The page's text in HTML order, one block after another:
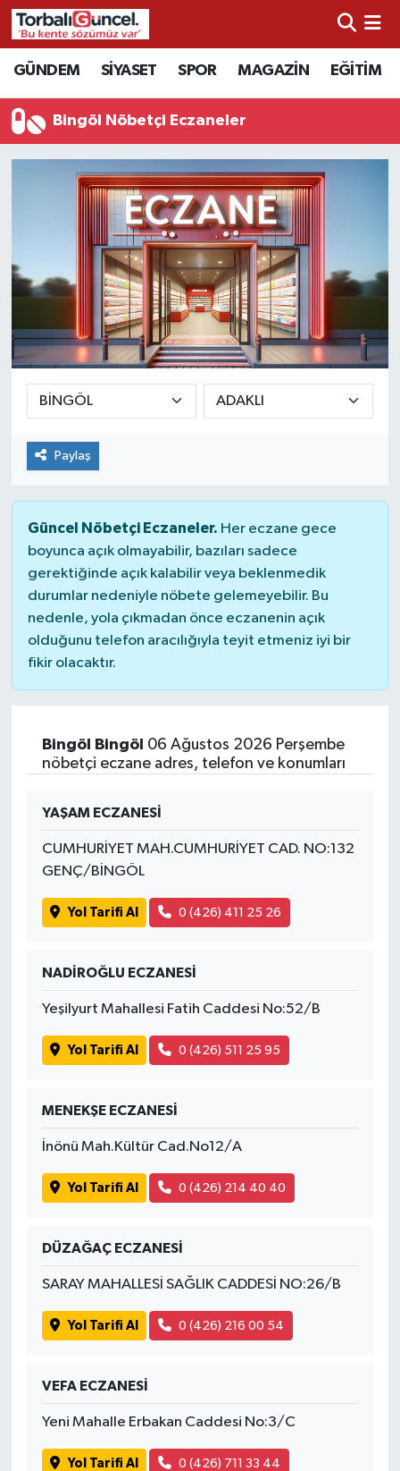
GÜNDEM SİYASET SPOR MAGAZİN EĞİTİM
Bingöl Nöbetçi Eczaneler
Paylaş
Güncel Nöbetçi Eczaneler. Her eczane gece
boyunca açık olmayabilir, bazıları sadece
gerektiğinde açık kalabilir veya beklenmedik
durumlar nedeniyle nöbete gelemeyebilir. Bu
nedenle, yola çıkmadan önce eczanenin açık
olduğunu telefon aracılığıyla teyit etmeniz iyi bir
fikir olacaktır.
Bingöl Bingöl 06 Ağustos 2026 Perşembe
nöbetçi eczane adres, telefon ve konumları
YAŞAM ECZANESİ
CUMHURİYET MAH.CUMHURİYET CAD. NO:132
GENÇ/BİNGÖL
Yol Tarifi Al 0 (426) 411 25 26
NADİROĞLU ECZANESİ
Yeşilyurt Mahallesi Fatih Caddesi No:52/B
Yol Tarifi Al 0 (426) 511 25 95
MENEKŞE ECZANESİ
İnönü Mah.Kültür Cad.No12/A
Yol Tarifi Al 0 (426) 214 40 40
DÜZAĞAÇ ECZANESİ
SARAY MAHALLESİ SAĞLIK CADDESİ NO:26/B
Yol Tarifi Al 0 (426) 216 00 54
VEFA ECZANESİ
Yeni Mahalle Erbakan Caddesi No:3/C
Yol Tarifi Al 0 (426) 711 33 44
İzmir Nöbetçi Eczaneler
İzmir Hava Durumu
İzmir Namaz Vakitleri
İzmir Trafik Yoğunluk Haritası
Süper Lig Puan Durumu ve Fikstür
Tüm Manşetler
Son Dakika Haberleri
Haber Arşivi